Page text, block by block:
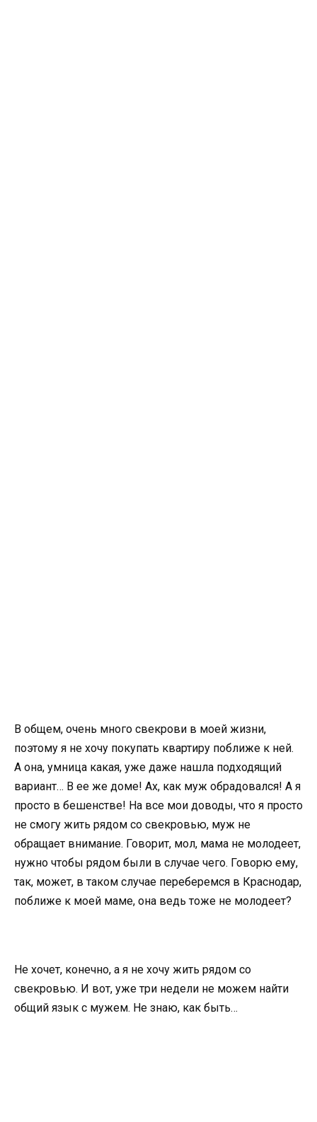
В общем, очень много свекрови в моей жизни,
поэтому я не хочу покупать квартиру поближе к ней.
А она, умница какая, уже даже нашла подходящий
вариант… В ее же доме! Ах, как муж обрадовался! А я
просто в бешенстве! На все мои доводы, что я просто
не смогу жить рядом со свекровью, муж не
обращает внимание. Говорит, мол, мама не молодеет,
нужно чтобы рядом были в случае чего. Говорю ему,
так, может, в таком случае переберемся в Краснодар,
поближе к моей маме, она ведь тоже не молодеет?
Не хочет, конечно, а я не хочу жить рядом со
свекровью. И вот, уже три недели не можем найти
общий язык с мужем. Не знаю, как быть…